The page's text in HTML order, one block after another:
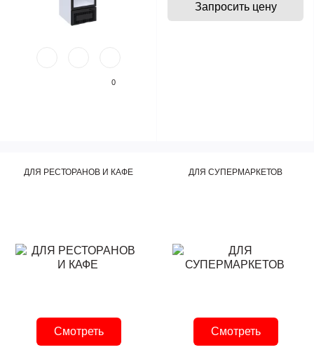
0
Запросить цену
ДЛЯ РЕСТОРАНОВ И КАФЕ
Смотреть
ДЛЯ СУПЕРМАРКЕТОВ
Смотреть